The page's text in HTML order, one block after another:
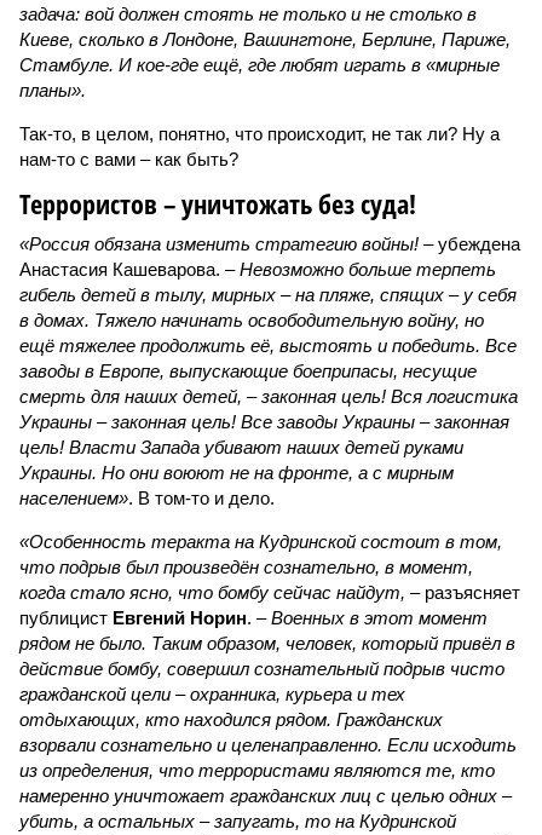
задача: вой должен стоять не только и не столько в
Киеве, сколько в Лондоне, Вашингтоне, Берлине, Париже,
Стамбуле. И кое-где ещё, где любят играть в «мирные
планы».
Так-то, в целом, понятно, что происходит, не так ли? Ну а
нам-то с вами – как быть?
Террористов – уничтожать без суда!
«Россия обязана изменить стратегию войны! – убеждена
Анастасия Кашеварова. –Невозможно больше терпеть
гибель детей в тылу, мирных – на пляже, спящих – у себя
в домах. Тяжело начинать освободительную войну, но
ещё тяжелее продолжить её, выстоять и победить. Все
заводы в Европе, выпускающие боеприпасы, несущие
смерть для наших детей, – законная цель! Вся логистика
Украины – законная цель! Все заводы Украины – законная
цель! Власти Запада убивают наших детей руками
Украины. Но они воюют не на фронте, а с мирным
населением». В том-то и дело.
«Особенность теракта на Кудринской состоит в том,
что подрыв был произведён сознательно, в момент,
когда стало ясно, что бомбу сейчас найдут, – разъясняет
публицист Евгений Норин. –Военных в этот момент
рядом не было. Таким образом, человек, который привёл в
действие бомбу, совершил сознательный подрыв чисто
гражданской цели – охранника, курьера и тех
отдыхающих, кто находился рядом. Гражданских
взорвали сознательно и целенаправленно. Если исходить
из определения, что террористами являются те, кто
намеренно уничтожает гражданских лиц с целью одних –
убить, а остальных – запугать, то на Кудринской